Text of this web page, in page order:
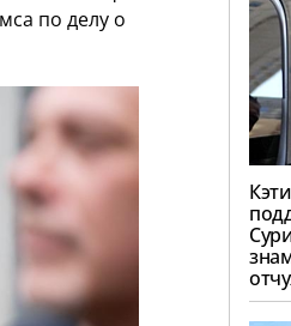
по делу о